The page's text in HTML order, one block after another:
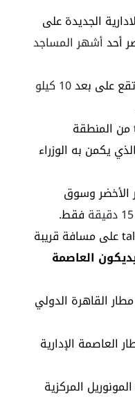
الجديدةعلى
أحدأشهر المساجد
تقع على بعد10 كيلو
من المنطقة
يكمن به الوزراء
الأخضر وسوق
15 دقيقة
فقط.
على مسافة قريبة
العاصمة
القاهرة الدولي
العاصمة الإدارية
المركزية